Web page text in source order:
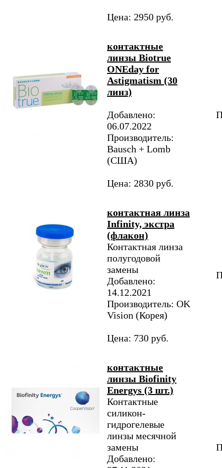
Цена: 2950 руб.
контактные
линзы Biotrue
ONEday for
Аstigmatism (30
линз)
Добавлено:
06.07.2022
Производитель:
Bausch + Lomb
(США)
Цена: 2830 руб.
контактная линза
Infinity, экстра
(флакон)
Контактная линза
полугодовой
замены
Добавлено:
14.12.2021
Производитель: OK
Vision (Корея)
Цена: 730 руб.
контактные
линзы Biofinity
Energys (3 шт.)
Контактные
силикон-
гидрогелевые
линзы месячной
замены
Добавлено: